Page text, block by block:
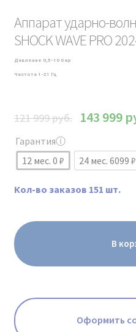
Аппарат ударно-
SHOCK WAVE PRO
Давление 0,5-10 бар
Частота 1-21 Гц
121 999руб. 143 999
Гарантияⓘ
12 мес. 0 ₽
24 мес. 6099 ₽
Кол-во заказов 151 шт.
В
Оформить